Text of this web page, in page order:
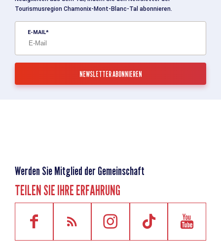
Tourismusregion Chamonix-Mont-Blanc-Tal abonnieren.
E-MAIL
Werden Sie Mitglied der Gemeinschaft
TEILEN SIE IHRE ERFAHRUNG